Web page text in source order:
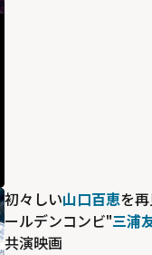
初々しい山口百恵を
ールデンコンビ"三浦
共演映画